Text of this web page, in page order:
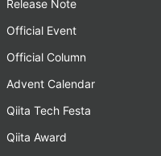
Release Note
Official Event
Official Column
Advent Calendar
Qiita Tech Festa
Qiita Award